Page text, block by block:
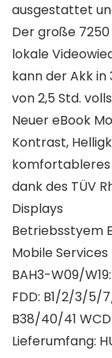
ausgestattet
Der große 7250
lokale
kann der Akk in
von 2,5 Std.
Neuer eBook
Kontrast,
komfortableres
dank des TÜV
Displays
Betriebsstyem
Mobile
BAH3-W09/
FDD: B1/2/3/5/
B38/40/41
Lieferumfang: